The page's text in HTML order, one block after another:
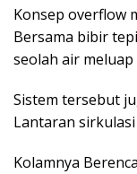
Konsep overflow
Bersama bibir
seolah air
Sistem tersebut
Lantaran
Kolamnya